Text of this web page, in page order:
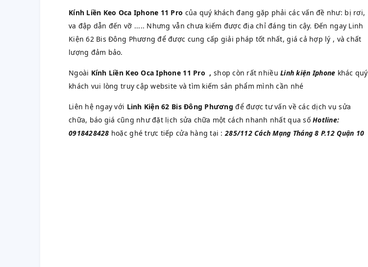
Kính Liền Keo Oca Iphone 11 Pro của quý khách đang gặp phải các vấn đề như: bị rơi,
va đập dẫn đến vỡ ..... Nhưng vẫn chưa kiếm được địa chỉ đáng tin cậy. Đến ngay Linh
Kiện 62 Bis Đông Phương để được cung cấp giải pháp tốt nhất, giá cả hợp lý , và chất
lượng đảm bảo.
Ngoài Kính Liền Keo Oca Iphone 11 Pro , shop còn rất nhiềuLinh kiện Iphone khác quý
khách vui lòng truy cập website và tìm kiếm sản phẩm mình cần nhé
Liên hệ ngay với Linh Kiện 62 Bis Đông Phương để được tư vấn về các dịch vụ sửa
chữa, báo giá cũng như đặt lịch sửa chữa một cách nhanh nhất qua sốHotline:
0918428428 hoặc ghé trực tiếp cửa hàng tại :285/112 Cách Mạng Tháng 8 P.12 Quận 10